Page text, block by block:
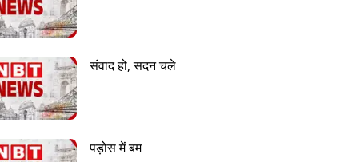
संवाद हो, सदन चले
पड़ोस में बम